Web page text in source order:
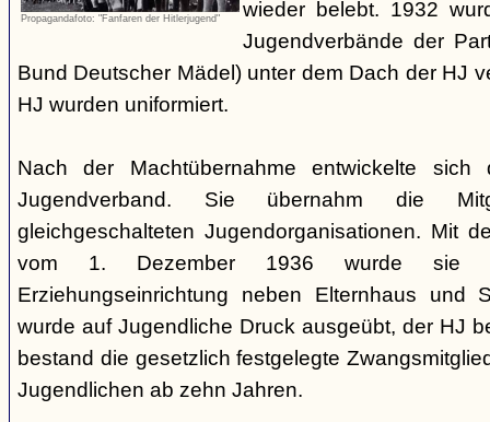
Propagandafoto: "Fanfaren der Hitlerjugend"
wieder belebt. 1932
Jugendverbände der
Bund Deutscher Mädel) unter dem Dach der HJ
HJ wurden uniformiert.
Nach der Machtübernahme entwickelte
Jugendverband. Sie übernahm die
gleichgeschalteten Jugendorganisationen. Mit
vom 1. Dezember 1936 wurde sie
Erziehungseinrichtung neben Elternhaus und
wurde auf Jugendliche Druck ausgeübt, der HJ
bestand die gesetzlich festgelegte
Jugendlichen ab zehn Jahren.